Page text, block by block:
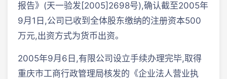
报告》(天一验发[2005]2698号),确认截至2005年
9月1日,公司已收到全体股东缴纳的注册资本500
万元,出资方式为货币出资。
2005年9月6日,有限公司设立手续办理完毕,取得
重庆市工商行政管理局核发的《企业法人营业执